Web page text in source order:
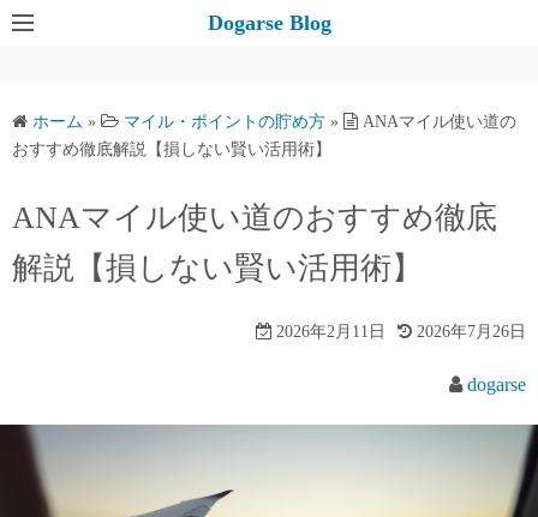
コ
ツ
キ
ッ
Dogarse Blog
ホーム » マイル・ポイントの貯め方 »
ANAマイル使い道の
おすすめ徹底解説【損しない賢い活用術】
ANAマイル使い道のおすすめ徹底
解説【損しない賢い活用術】
2026年2月11日 2026年7月26日
dogarse